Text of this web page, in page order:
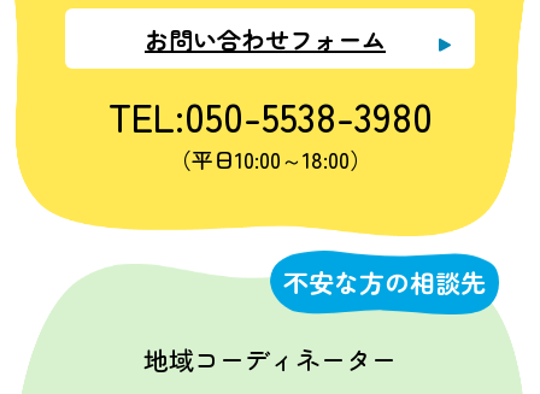
お問い合わせフォーム
TEL:050-5538-3980
（平日10:00～18:00）
不安な方の相談先
地域コーディネーター